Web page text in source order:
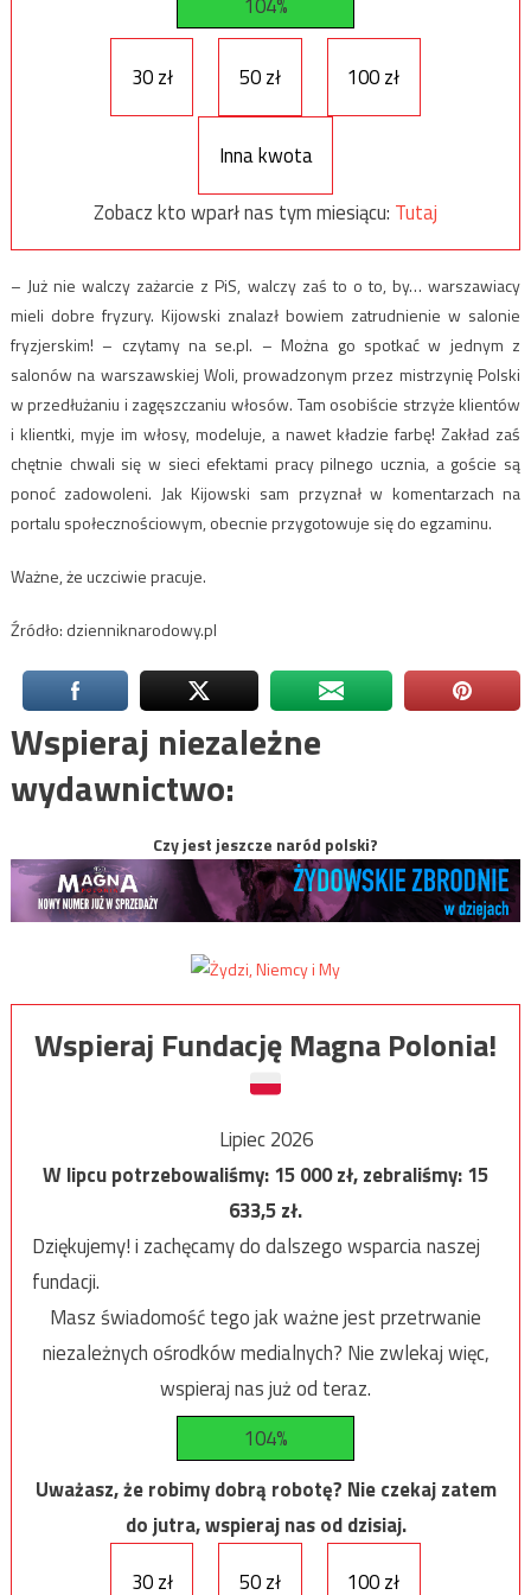
30 zł 50 zł 100 zł
Inna kwota
Zobacz kto wparł nas tym miesiącu: Tutaj
– Już nie walczy zażarcie z PiS, walczy zaś to o to, by… warszawiacy
mieli dobre fryzury. Kijowski znalazł bowiem zatrudnienie w salonie
fryzjerskim! – czytamy na se.pl. – Można go spotkać w jednym z
salonów na warszawskiej Woli, prowadzonym przez mistrzynię Polski
w przedłużaniu i zagęszczaniu włosów. Tam osobiście strzyże klientów
i klientki, myje im włosy, modeluje, a nawet kładzie farbę! Zakład zaś
chętnie chwali się w sieci efektami pracy pilnego ucznia, a goście są
ponoć zadowoleni. Jak Kijowski sam przyznał w komentarzach na
portalu społecznościowym, obecnie przygotowuje się do egzaminu.
Ważne, że uczciwie pracuje.
Źródło: dzienniknarodowy.pl
Wspieraj niezależne
wydawnictwo:
Czy jest jeszcze naród polski?
Wspieraj Fundację Magna Polonia!
Lipiec 2026
W lipcu potrzebowaliśmy:15 000zł, zebraliśmy:15
633,5zł.
Dziękujemy! i zachęcamy do dalszego wsparcia naszej
fundacji.
Masz świadomość tego jak ważne jest przetrwanie
niezależnych ośrodków medialnych? Nie zwlekaj więc,
wspieraj nas już od teraz.
104%
Uważasz, że robimy dobrą robotę? Nie czekaj zatem
do jutra, wspieraj nas od dzisiaj.
30 zł
50 zł 100 zł